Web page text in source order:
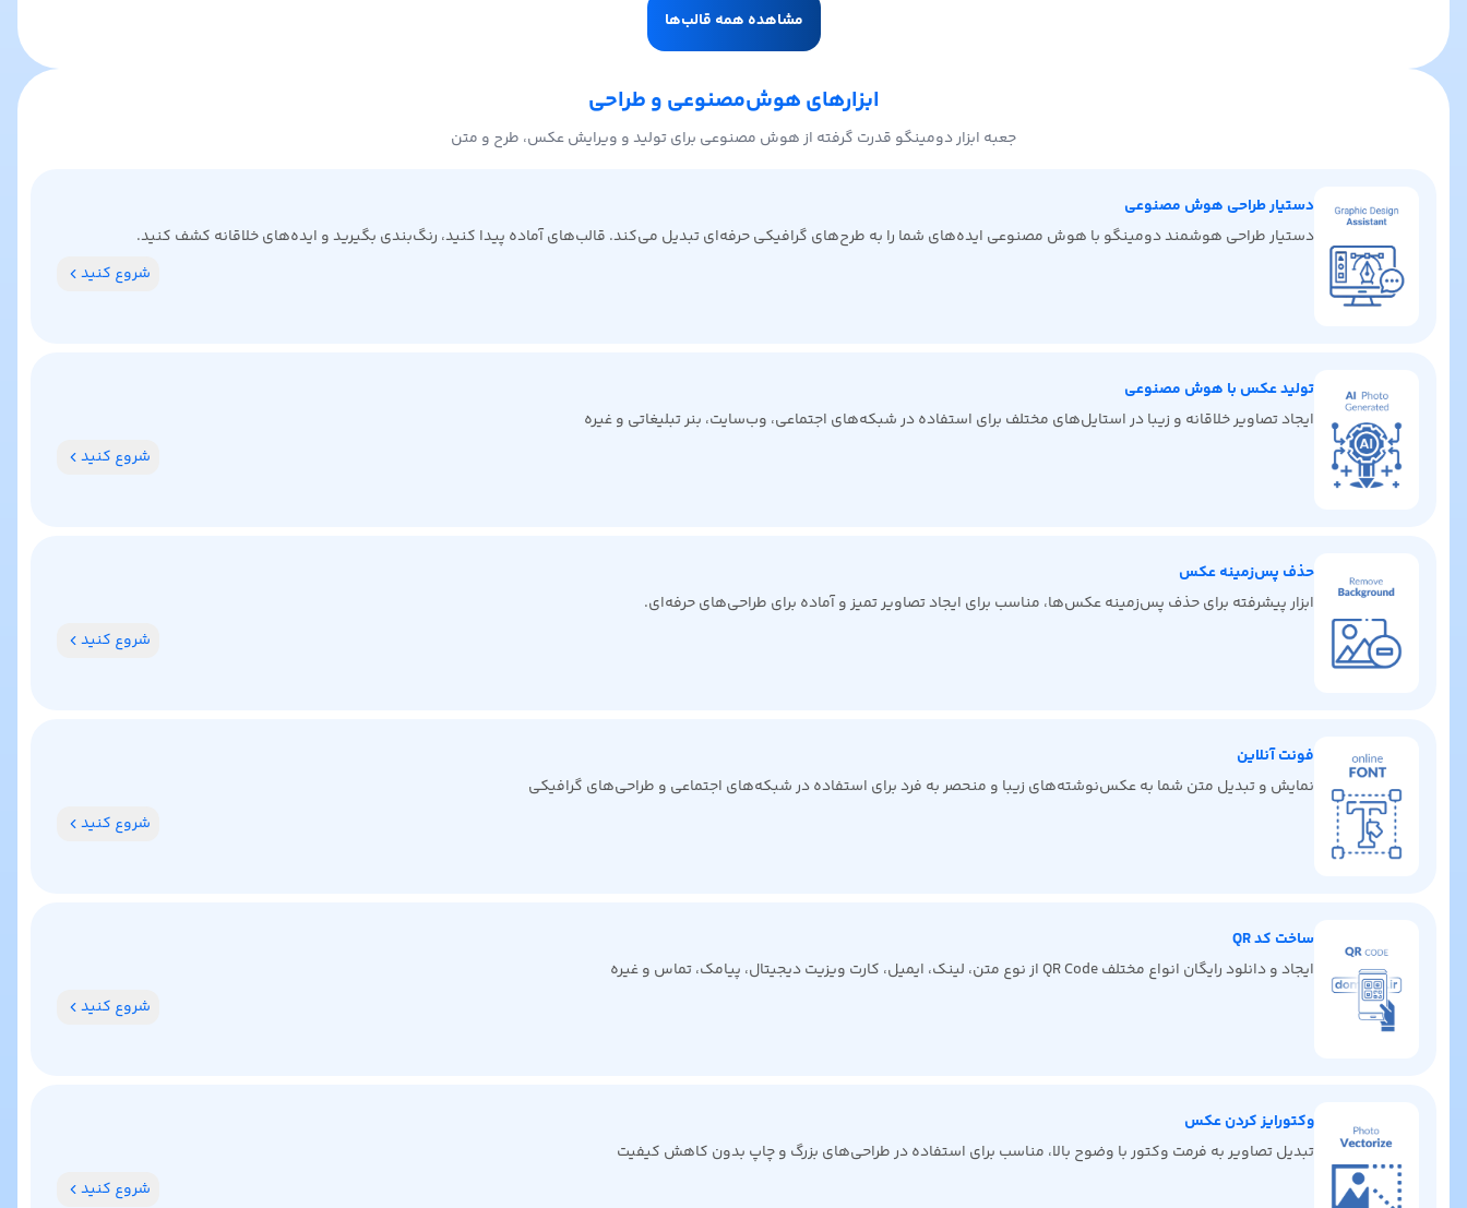
مشاهده همه قالب‌ها
ابزارهای هوش‌مصنوعی و طراحی
جعبه ابزار دومینگو قدرت گرفته از هوش مصنوعی برای تولید و ویرایش عکس، طرح و متن
دستیار طراحی هوش مصنوعی
دستیار طراحی هوشمند دومینگو با هوش مصنوعی ایده‌های شما را به طرح‌های گرافیکی حرفه‌ای تبدیل می‌کند. قالب‌های آماده پیدا کنید، رنگ‌بندی بگیرید و ایده‌های خلاقانه کشف کنید.
شروع کنید
تولید عکس با هوش مصنوعی
ایجاد تصاویر خلاقانه و زیبا در استایل‌های مختلف برای استفاده در شبکه‌های اجتماعی، وب‌سایت، بنر تبلیغاتی و غیره
شروع کنید
حذف پس‌زمینه عکس
ابزار پیشرفته برای حذف پس‌زمینه عکس‌ها، مناسب برای ایجاد تصاویر تمیز و آماده برای طراحی‌های حرفه‌ای.
شروع کنید
فونت آنلاین
نمایش و تبدیل متن شما به عکس‌نوشته‌های زیبا و منحصر به فرد برای استفاده در شبکه‌های اجتماعی و طراحی‌های گرافیکی
شروع کنید
ساخت کد QR
ایجاد و دانلود رایگان انواع مختلف QR Code از نوع متن، لینک، ایمیل، کارت ویزیت دیجیتال، پیامک، تماس و غیره
شروع کنید
وکتورایز کردن عکس
تبدیل تصاویر به فرمت وکتور با وضوح بالا، مناسب برای استفاده در طراحی‌های بزرگ و چاپ بدون کاهش کیفیت
شروع کنید